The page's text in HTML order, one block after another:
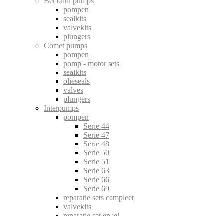
pompen
sealkits
valvekits
plungers
Comet pumps
pompen
pomp - motor sets
sealkits
olieseals
valves
plungers
Interpumps
pompen
Serie 44
Serie 47
Serie 48
Serie 50
Serie 51
Serie 63
Serie 66
Serie 69
reparatie sets compleet
valvekits